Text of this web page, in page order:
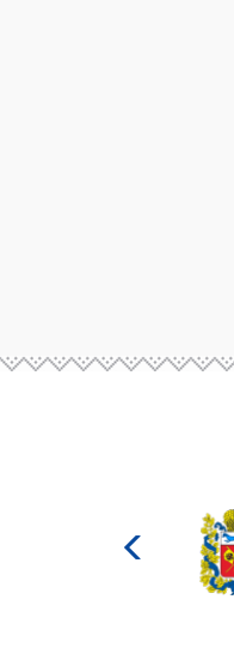
культуры
Российской